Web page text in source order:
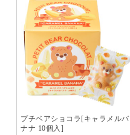
プチベアショコラ[キャラメルバ
ナナ 10個入]